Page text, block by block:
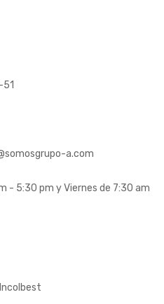
a.com
- 5:30 pm y Viernes de 7:30 am